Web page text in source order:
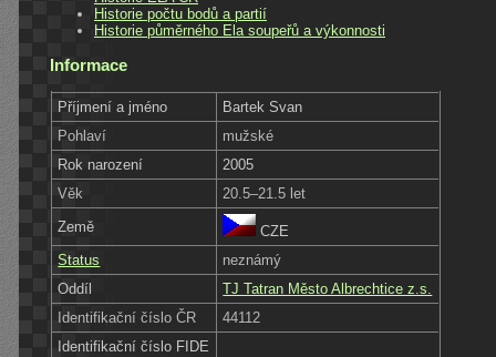
Historie počtu bodů a partií
Historie půměrného Ela soupeřů a výkonnosti
Informace
Příjmení a jméno
Bartek Svan
Pohlaví
mužské
Rok narození
2005
Věk
20.5–21.5 let
Země
CZE
Status
neznámý
Oddíl
TJ Tatran Město Albrechtice z.s.
Identifikační číslo ČR
44112
Identifikační číslo FIDE